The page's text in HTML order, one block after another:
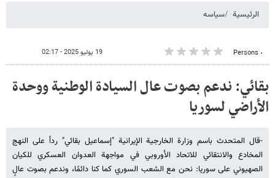
الرئيسية سیاسه
٠ Persons 19 يوليو 2025 - 02:17
بقائي: ندعم بصوت عال السيادة الوطنية ووحدة
الأراضي لسوریا
-قال المتحدث باسم وزارة الخارجية الإيرانية "إسماعيل بقائي" رداً على النهج
المخادع والانتقائي للاتحاد الأوروبي في مواجهة العدوان العسكري للکیان
الصهیوني على سوريا: نحن مع الشعب السوري كما كنا دائمًا، وندعم بصوت عالٍ